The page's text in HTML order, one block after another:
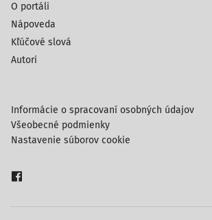
O portáli
Nápoveda
Kľúčové slová
Autori
Informácie o spracovaní osobných údajov
Všeobecné podmienky
Nastavenie súborov cookie